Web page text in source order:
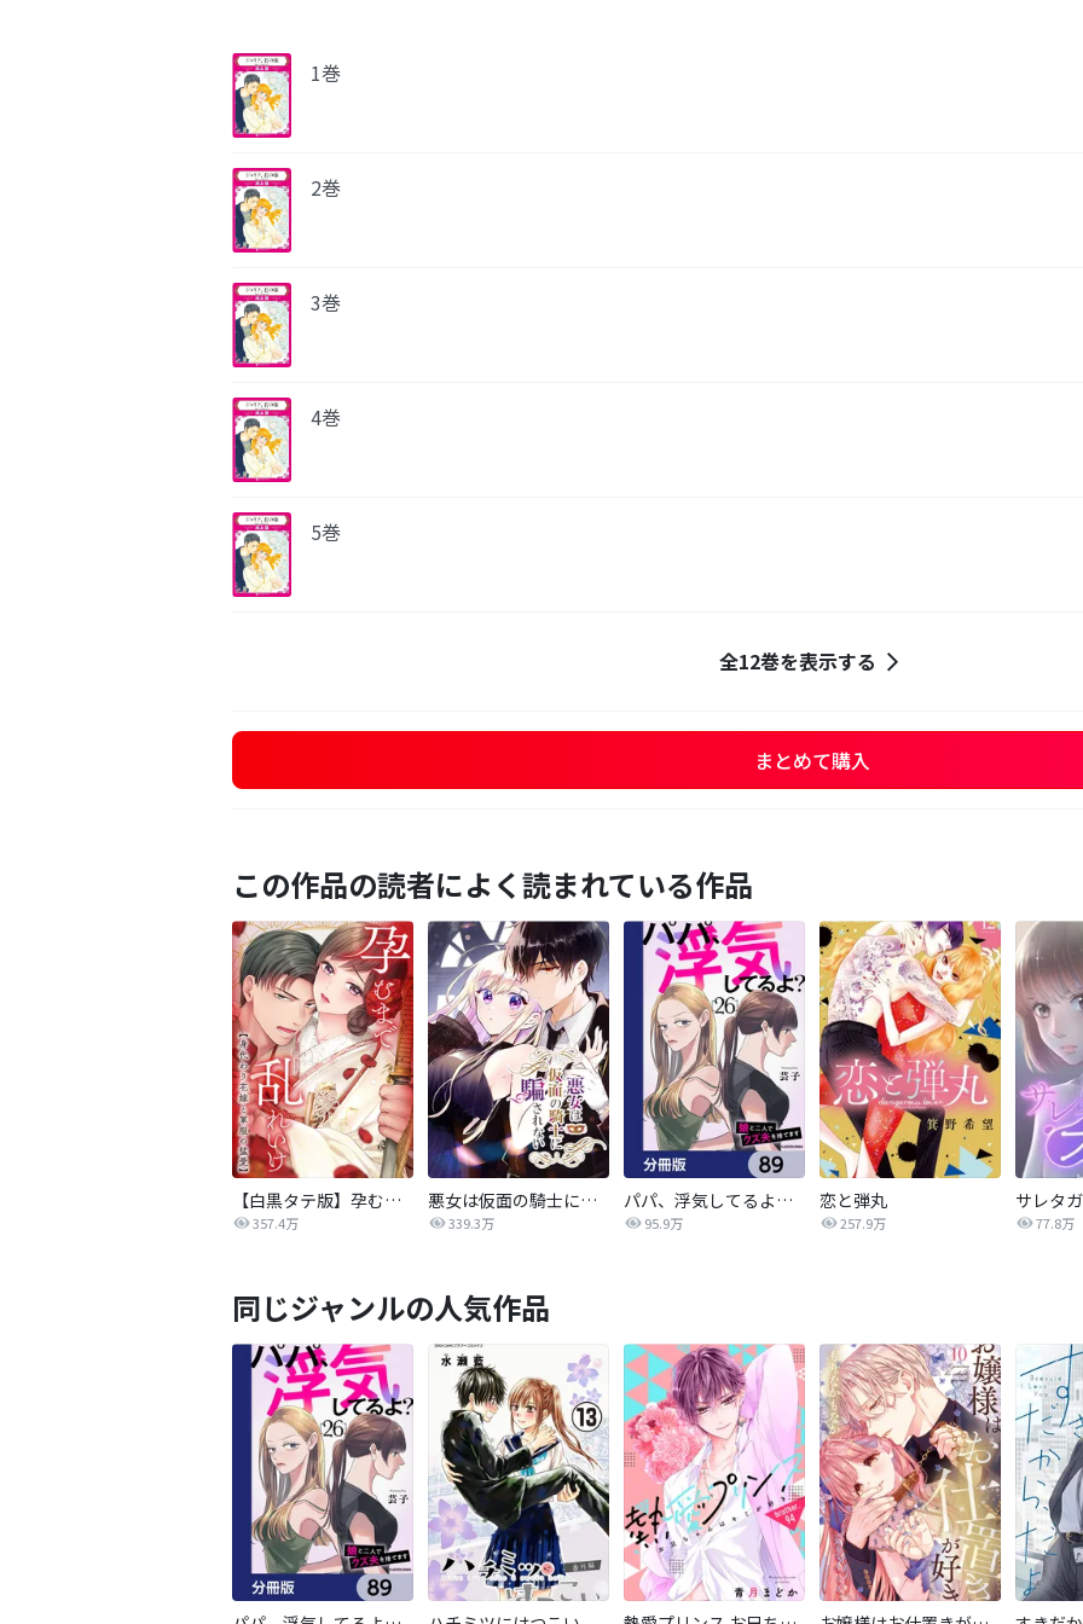
1巻
2巻
3巻
4巻
5巻
全12巻を表示する
まとめて購入
この作品の読者によく読まれている作品
【白黒タテ版】孕むまで乱れいけ～身代わり花嫁と軍服の猛愛
357.4万
悪女は仮面の騎士に騙されない
339.3万
パパ、浮気してるよ？娘と二人でクズ夫を捨てます【分冊版】
95.9万
恋と弾丸
257.9万 77.8万
同じジャンルの人気作品